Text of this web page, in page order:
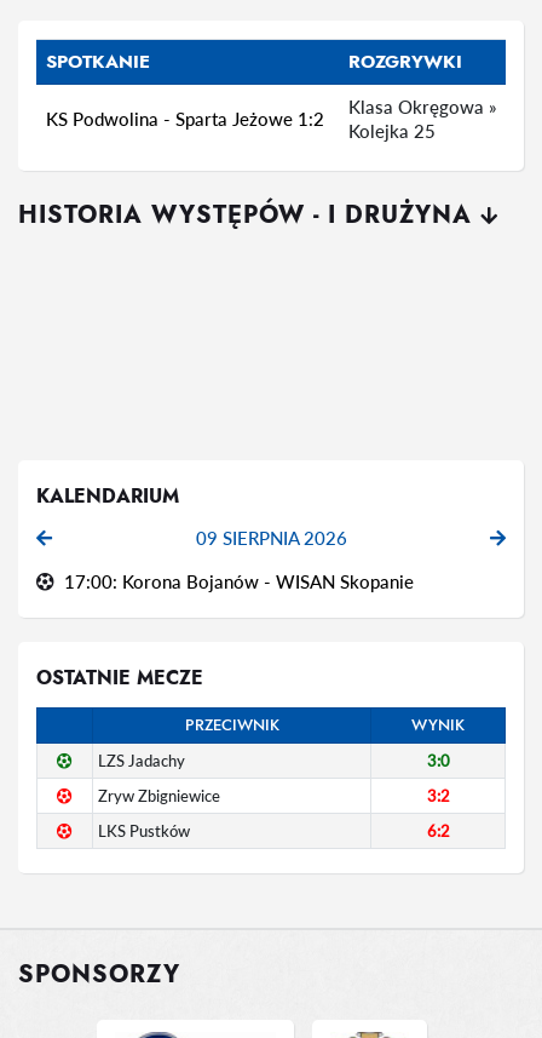
SPOTKANIE ROZGRYWKI
KS Podwolina - Sparta Jeżowe 1:2
Klasa Okręgowa »
Kolejka 25
HISTORIA WYSTĘPÓW - I DRUŻYNA
KALENDARIUM
09 SIERPNIA 2026
17:00: Korona Bojanów - WISAN Skopanie
OSTATNIE MECZE
PRZECIWNIK WYNIK
LZS Jadachy
3:0
Zryw Zbigniewice
3:2
LKS Pustków
6:2
SPONSORZY